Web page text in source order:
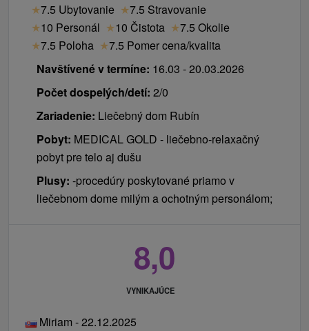
★7.5 Ubytovanie ★7.5 Stravovanie
★10 Personál ★10 Čistota ★7.5 Okolie
★7.5 Poloha ★7.5 Pomer cena/kvalita
Navštívené v termíne: 16.03 - 20.03.2026
Počet dospelých/detí: 2/0
Zariadenie: Liečebný dom Rubín
Pobyt: MEDICAL GOLD - liečebno-relaxačný
pobyt pre telo aj dušu
Plusy: -procedúry poskytované priamo v
liečebnom dome milým a ochotným personálom;
8,0
VYNIKAJÚCE
Miriam - 22.12.2025